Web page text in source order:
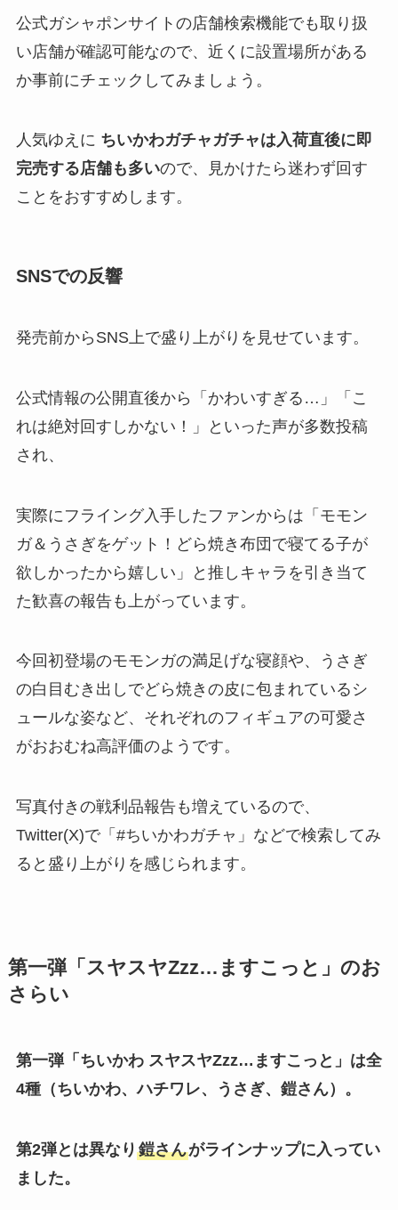
公式ガシャポンサイトの店舗検索機能でも取り扱
い店舗が確認可能なので、近くに設置場所がある
か事前にチェックしてみましょう。
人気ゆえに ちいかわガチャガチャは入荷直後に即
完売する店舗も多いので、見かけたら迷わず回す
ことをおすすめします。
SNSでの反響
発売前からSNS上で盛り上がりを見せています。
公式情報の公開直後から「かわいすぎる…」「こ
れは絶対回すしかない！」といった声が多数投稿
され​、
実際にフライング入手したファンからは「モモン
ガ＆うさぎをゲット！どら焼き布団で寝てる子が
欲しかったから嬉しい」と推しキャラを引き当て
た歓喜の報告も上がっています。
今回初登場のモモンガの満足げな寝顔や、うさぎ
の白目むき出しでどら焼きの皮に包まれているシ
ュールな姿など、それぞれのフィギュアの可愛さ
がおおむね高評価のようです。
写真付きの戦利品報告も増えているので、
Twitter(X)で「#ちいかわガチャ」などで検索してみ
ると盛り上がりを感じられます。
第一弾「スヤスヤZzz…ますこっと」のお
さらい
第一弾「ちいかわ スヤスヤZzz…ますこっと」は全
4種（ちいかわ、ハチワレ、うさぎ、鎧さん）。
第2弾とは異なり 鎧さんがラインナップに入ってい
ました​。